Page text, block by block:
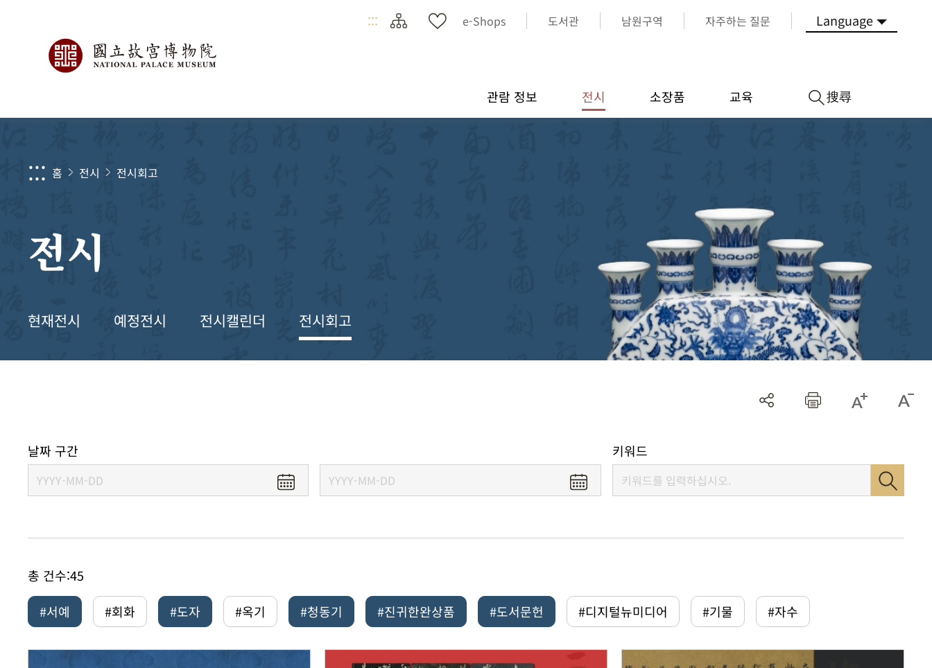
::: e-Shops 도서관 남원구역 자주하는 질문 Language
관람 정보 전시 소장품 교육 搜尋
::: 홈 전시 전시회고
전시
현재전시 예정전시 전시캘린더 전시회고
날짜 구간 키워드
총 건수:45
#서예
#회화 #도자 #옥기 #청동기 #진귀한완상품 #도서문헌 #디지털뉴미디어 #기물 #자수